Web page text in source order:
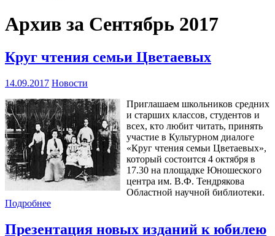
Архив за Сентябрь 2017
Круг чтения семьи Цветаевых
14.09.2017 Новости
Приглашаем школьников средних
и старших классов, студентов и
всех, кто любит читать, принять
участие в Культурном диалоге
«Круг чтения семьи Цветаевых»,
который состоится 4 октября в
17.30 на площадке Юношеского
центра им. В.Ф. Тендрякова
Областной научной библиотеки.
Подробнее
Презентация новых изданий к юбилею